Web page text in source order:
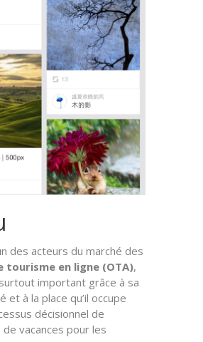
des acteurs du marché des
tourisme en ligne (OTA),
important grâce à sa
et à la place qu’il occupe
décisionnel de
vacances pour les